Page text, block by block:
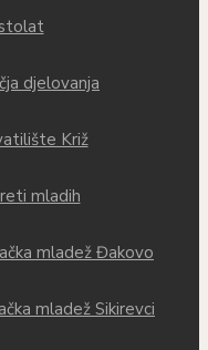
djelovanja
Križ
mladih
mladež Đakovo
mladež Sikirevci